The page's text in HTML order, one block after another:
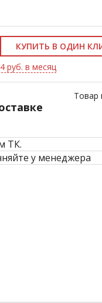
КУПИТЬ В ОДИН
руб. в месяц
Товар
ТК.
у менеджера